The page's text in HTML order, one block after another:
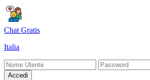
Chat Gratis
Italia
Accedi